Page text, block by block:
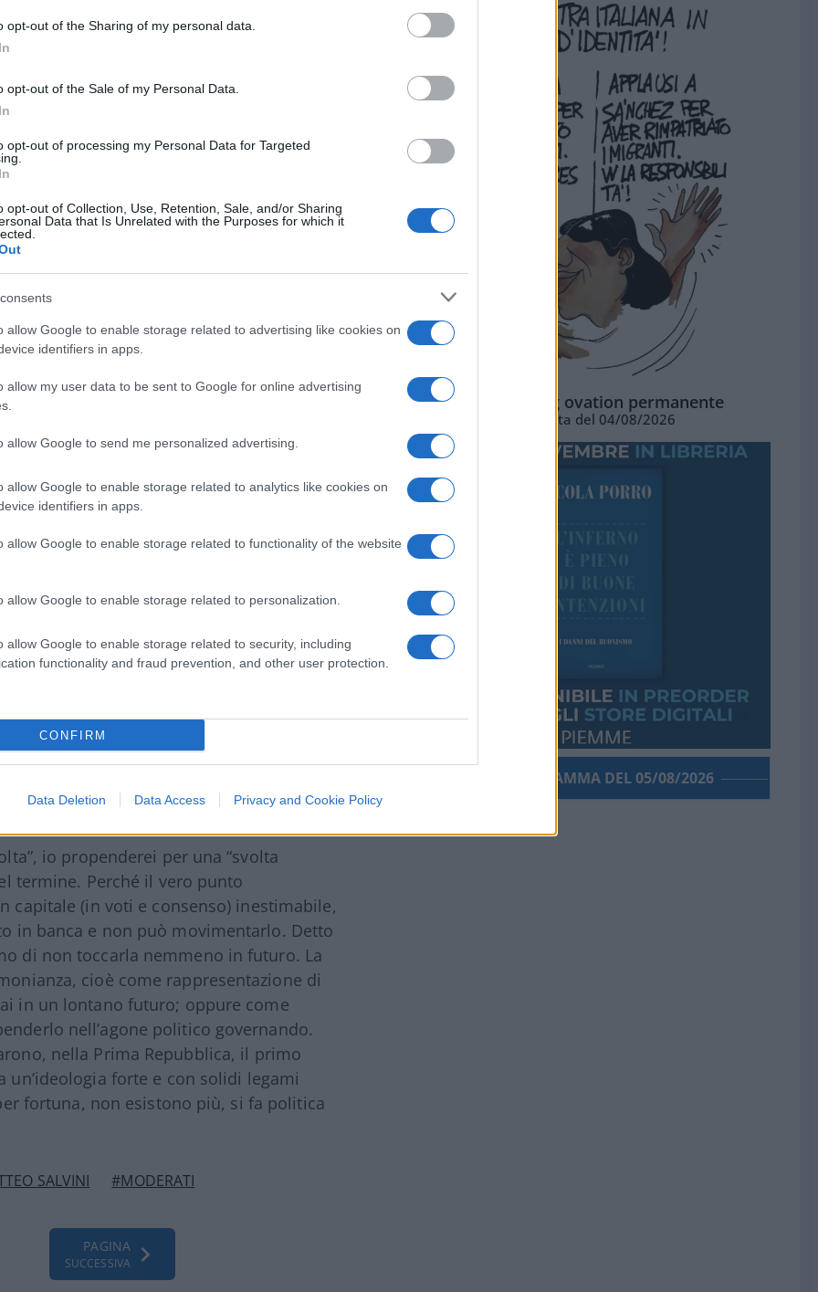
opt-out of the Sharing of my personal data.
opt-out of the Sale of my Personal Data.
opt-out of processing my Personal Data for Targeted
opt-out of Collection, Use, Retention, Sale, and/or Sharing
Data that Is Unrelated with the Purposes for which it
allow Google to enable storage related to advertising like cookies on
identifiers in apps.
allow my user data to be sent to Google for online advertising
allow Google to send me personalized advertising.
allow Google to enable storage related to analytics like cookies on
identifiers in apps.
allow Google to enable storage related to functionality of the website
allow Google to enable storage related to personalization.
allow Google to enable storage related to security, including
functionality and fraud prevention, and other user protection.
CONFIRM
Data Deletion Data Access Privacy and Cookie Policy
parlare di “svolta moderata”, o
me, oltre ad essere un dire molto
come, per altri versi, lo è parlare di
dal dibattito pubblico perché
a suo modo e piacimento). La
piattaforma democratica e liberale,
e lo ha saputo comunicare: ha chiesto
e agli esclusi veri, democraticamente da
costruttivisti dell’ideologia modena
illiberali, fossero cancellati o
solo affinato, meglio articolato e reso
è avvenuto). E va espunto dai toni e
che non appartengono alla cultura
medio (che cerca tranquillità e sicurezza)
col segno cambiato di ciò che abbiamo
morale dell’avversario, il
che lo abbia colto meglio di tutti il
affermato che rischiamo di trovarci
per un killer interno all’attuale
Perché in effetti è questo che oggi ci
ci faccia vivere a ricasco dell’agenda
ci hanno portato successo siano
io propenderei per una “svolta
termine. Perché il vero punto
capitale (in voti e consenso) inestimabile,
in banca e non può movimentarlo. Detto
di non toccarla nemmeno in futuro. La
cioè come rappresentazione di
in un lontano futuro; oppure come
nell’agone politico governando.
nella Prima Repubblica, il primo
forte e con solidi legami
fortuna, non esistono più, si fa politica
SALVINI
#MODERATI
PAGINA
SUCCESSIVA
La standing ovation permanente
Vignetta del 04/08/2026
PORROGRAMMA DEL 05/08/2026